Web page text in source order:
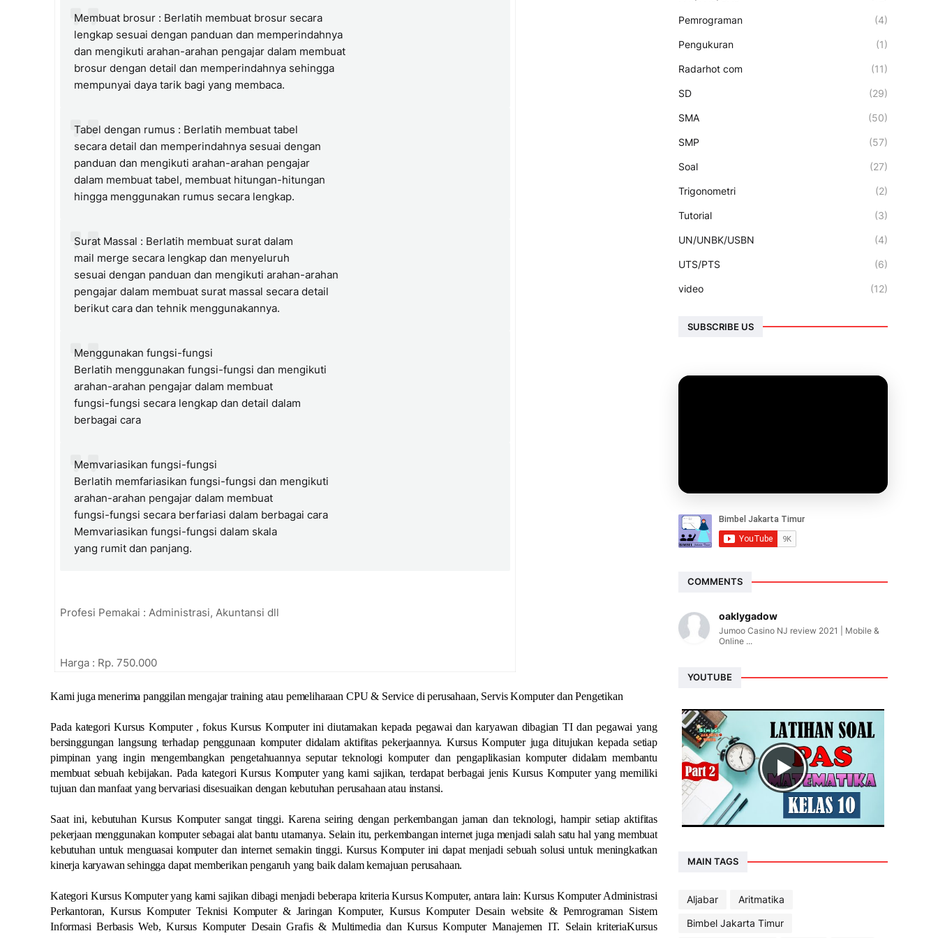
Membuat brosur : Berlatih membuat brosur secara
lengkap sesuai dengan panduan dan memperindahnya
dan mengikuti arahan-arahan pengajar dalam membuat
brosur dengan detail dan memperindahnya sehingga
mempunyai daya tarik bagi yang membaca.
Tabel dengan rumus : Berlatih membuat tabel
secara detail dan memperindahnya sesuai dengan
panduan dan mengikuti arahan-arahan pengajar
dalam membuat tabel, membuat hitungan-hitungan
hingga menggunakan rumus secara lengkap.
Surat Massal : Berlatih membuat surat dalam
mail merge secara lengkap dan menyeluruh
sesuai dengan panduan dan mengikuti arahan-arahan
pengajar dalam membuat surat massal secara detail
berikut cara dan tehnik menggunakannya.
Menggunakan fungsi-fungsi
Berlatih menggunakan fungsi-fungsi dan mengikuti
arahan-arahan pengajar dalam membuat
fungsi-fungsi secara lengkap dan detail dalam
berbagai cara
Memvariasikan fungsi-fungsi
Berlatih memfariasikan fungsi-fungsi dan mengikuti
arahan-arahan pengajar dalam membuat
fungsi-fungsi secara berfariasi dalam berbagai cara
Memvariasikan fungsi-fungsi dalam skala
yang rumit dan panjang.
Profesi Pemakai : Administrasi, Akuntansi dll
Harga : Rp. 750.000
Kami juga menerima panggilan mengajar training atau pemeliharaan CPU & Service di perusahaan, Servis Komputer dan Pengetikan
Pada kategori Kursus Komputer , fokus Kursus Komputer ini diutamakan kepada pegawai dan karyawan dibagian TI dan pegawai yang
bersinggungan langsung terhadap penggunaan komputer didalam aktifitas pekerjaannya. Kursus Komputer juga ditujukan kepada setiap
pimpinan yang ingin mengembangkan pengetahuannya seputar teknologi komputer dan pengaplikasian komputer didalam membantu
membuat sebuah kebijakan. Pada kategori Kursus Komputer yang kami sajikan, terdapat berbagai jenis Kursus Komputer yang memiliki
tujuan dan manfaat yang bervariasi disesuaikan dengan kebutuhan perusahaan atau instansi.
Saat ini, kebutuhan Kursus Komputer sangat tinggi. Karena seiring dengan perkembangan jaman dan teknologi, hampir setiap aktifitas
pekerjaan menggunakan komputer sebagai alat bantu utamanya. Selain itu, perkembangan internet juga menjadi salah satu hal yang membuat
kebutuhan untuk menguasai komputer dan internet semakin tinggi. Kursus Komputer ini dapat menjadi sebuah solusi untuk meningkatkan
kinerja karyawan sehingga dapat memberikan pengaruh yang baik dalam kemajuan perusahaan.
Kategori Kursus Komputer yang kami sajikan dibagi menjadi beberapa kriteria Kursus Komputer, antara lain: Kursus Komputer Administrasi
Perkantoran, Kursus Komputer Teknisi Komputer & Jaringan Komputer, Kursus Komputer Desain website & Pemrograman Sistem
Informasi Berbasis Web, Kursus Komputer Desain Grafis & Multimedia dan Kursus Komputer Manajemen IT. Selain kriteriaKursus
Pemrograman (4)
Pengukuran (1)
Radarhot com (11)
SD (29)
SMA (50)
SMP (57)
Soal (27)
Trigonometri (2)
Tutorial (3)
UN/UNBK/USBN (4)
UTS/PTS (6)
video (12)
SUBSCRIBE US
COMMENTS
oaklygadow
Jumoo Casino NJ review 2021 | Mobile &
Online ...
YOUTUBE
MAIN TAGS
Aljabar
Aritmatika
Bimbel Jakarta Timur